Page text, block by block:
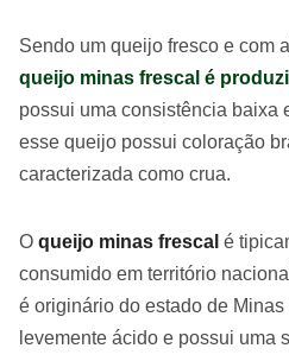
Sendo um queijo fresco e com
queijo minas frescal é
possui uma consistência baixa
esse queijo possui coloração
caracterizada como crua.
O queijo minas frescal é
consumido em território
é originário do estado de
levemente ácido e possui uma